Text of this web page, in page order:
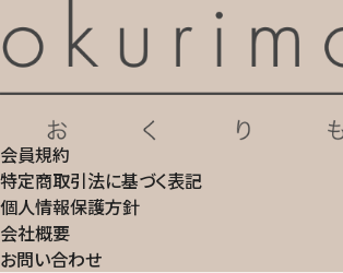
会員規約
特定商取引法に基づく表記
個人情報保護方針
会社概要
お問い合わせ